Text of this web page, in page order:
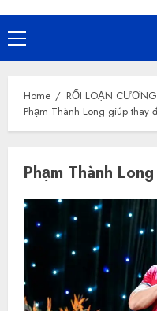
Primary
Menu
Home
RỐI LOẠN
Phạm Thành Long giúp thay
Phạm Thành